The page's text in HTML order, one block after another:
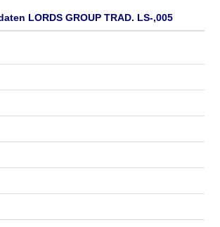
LORDS GROUP TRAD. LS-,005